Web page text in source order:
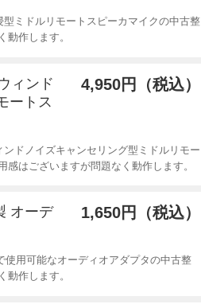
ミドルリモートスピーカマイクの中古整
動作します。
ィンド
ートス
4,950円（税込）
ドノイズキャンセリング型ミドルリモー
感はございますが問題なく動作します。
オーデ
1,650円（税込）
用可能なオーディオアダプタの中古整
動作します。